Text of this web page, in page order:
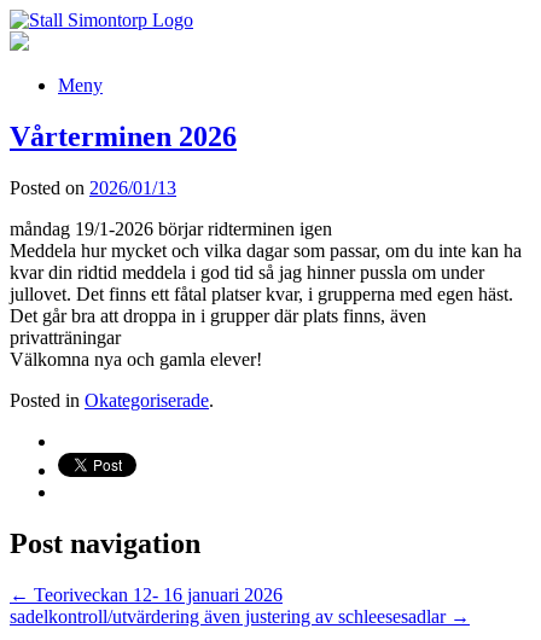
Meny
Vårterminen 2026
Posted on 2026/01/13
måndag 19/1-2026 börjar ridterminen igen
Meddela hur mycket och vilka dagar som passar, om du inte kan ha
kvar din ridtid meddela i god tid så jag hinner pussla om under
jullovet. Det finns ett fåtal platser kvar, i grupperna med egen häst.
Det går bra att droppa in i grupper där plats finns, även
privatträningar
Välkomna nya och gamla elever!
Posted in Okategoriserade.
Post navigation
← Teoriveckan 12- 16 januari 2026
sadelkontroll/utvärdering även justering av schleesesadlar →